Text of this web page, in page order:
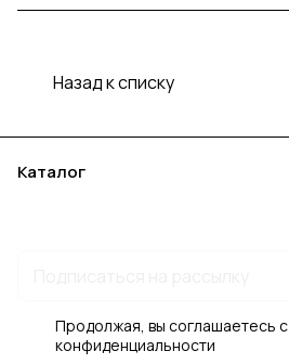
Назад к списку
Каталог
Продолжая, вы соглашаетесь с
конфиденциальности